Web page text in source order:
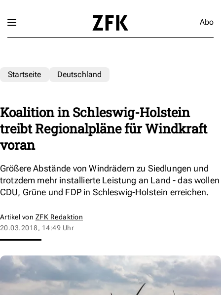
Abo
Startseite Deutschland
Koalition in Schleswig-Holstein
treibt Regionalpläne für Windkraft
voran
Größere Abstände von Windrädern zu Siedlungen und
trotzdem mehr installierte Leistung an Land - das wollen
CDU, Grüne und FDP in Schleswig-Holstein erreichen.
Artikel von ZFK Redaktion
20.03.2018, 14:49 Uhr